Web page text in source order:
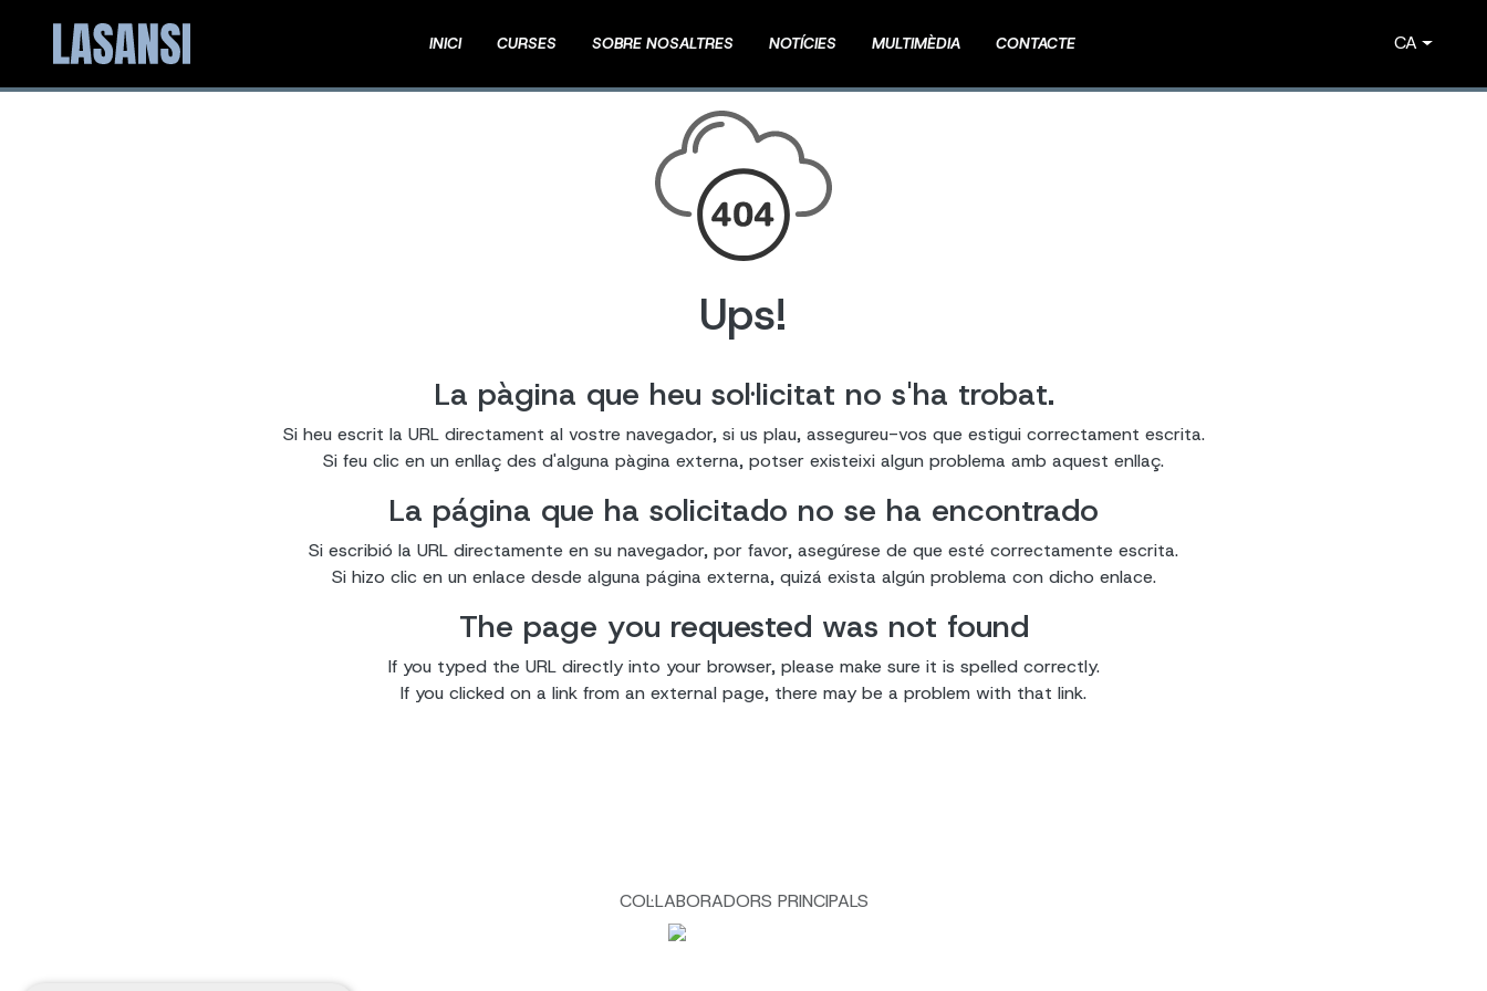
INICI CURSES SOBRE NOSALTRES NOTÍCIES MULTIMÈDIA CONTACTE CA
Ups!
La pàgina que heu sol·licitat no s'ha trobat.
Si heu escrit la URL directament al vostre navegador, si us plau, assegureu-vos que estigui correctament escrita.
Si feu clic en un enllaç des d'alguna pàgina externa, potser existeixi algun problema amb aquest enllaç.
La página que ha solicitado no se ha encontrado
Si escribió la URL directamente en su navegador, por favor, asegúrese de que esté correctamente escrita.
Si hizo clic en un enlace desde alguna página externa, quizá exista algún problema con dicho enlace.
The page you requested was not found
If you typed the URL directly into your browser, please make sure it is spelled correctly.
If you clicked on a link from an external page, there may be a problem with that link.
COL·LABORADORS PRINCIPALS